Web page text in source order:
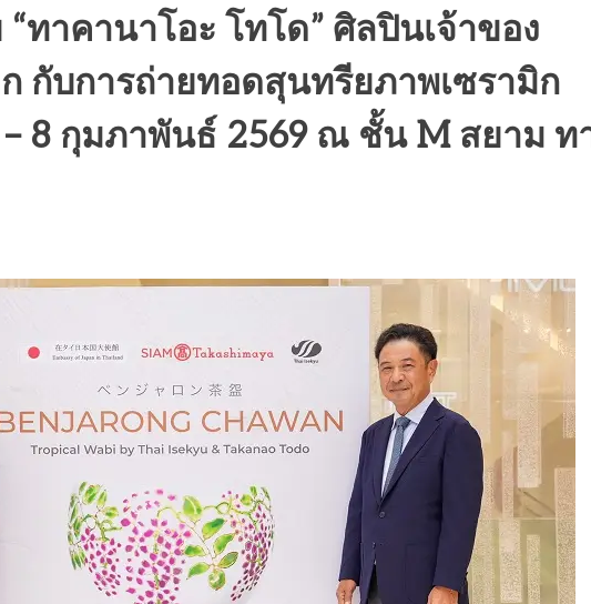
ทาคานาโอะ โทโด” ศิลปินเจ้าของ
กับการถ่ายทอดสุนทรียภาพเซรามิก
8 กุมภาพันธ์ 2569 ณ ชั้น M สยาม ท